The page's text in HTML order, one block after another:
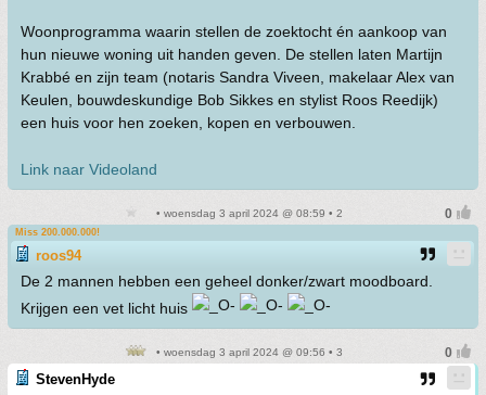
Woonprogramma waarin stellen de zoektocht én aankoop van
hun nieuwe woning uit handen geven. De stellen laten Martijn
Krabbé en zijn team (notaris Sandra Viveen, makelaar Alex van
Keulen, bouwdeskundige Bob Sikkes en stylist Roos Reedijk)
een huis voor hen zoeken, kopen en verbouwen.
Link naar Videoland
• woensdag 3 april 2024 @ 08:59 • 2
Miss 200.000.000!
roos94
De 2 mannen hebben een geheel donker/zwart moodboard.
Krijgen een vet licht huis
• woensdag 3 april 2024 @ 09:56 • 3
StevenHyde